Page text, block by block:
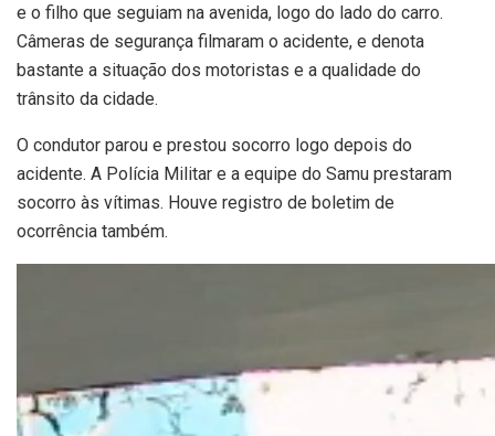
e o filho que seguiam na avenida, logo do lado do carro.
Câmeras de segurança filmaram o acidente, e denota
bastante a situação dos motoristas e a qualidade do
trânsito da cidade.
O condutor parou e prestou socorro logo depois do
acidente. A Polícia Militar e a equipe do Samu prestaram
socorro às vítimas. Houve registro de boletim de
ocorrência também.